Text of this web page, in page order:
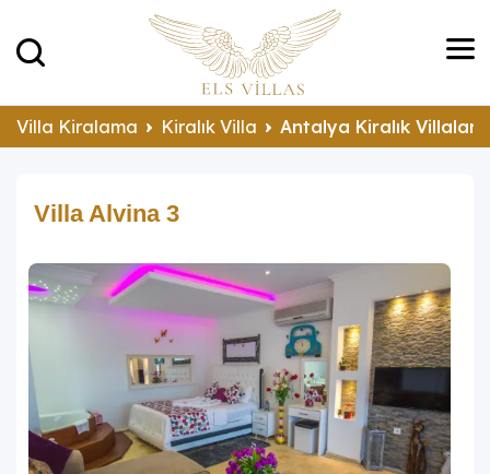
Villa Kiralama Kiralık Villa Antalya Kiralık Villalar
Villa Alvina 3